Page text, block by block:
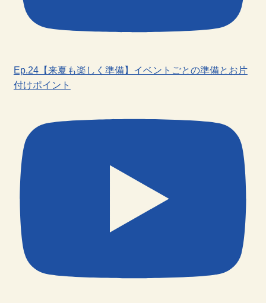
Ep.24【来夏も楽しく準備】イベントごとの準備とお片
付けポイント